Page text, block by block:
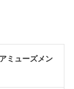
ミューズメン